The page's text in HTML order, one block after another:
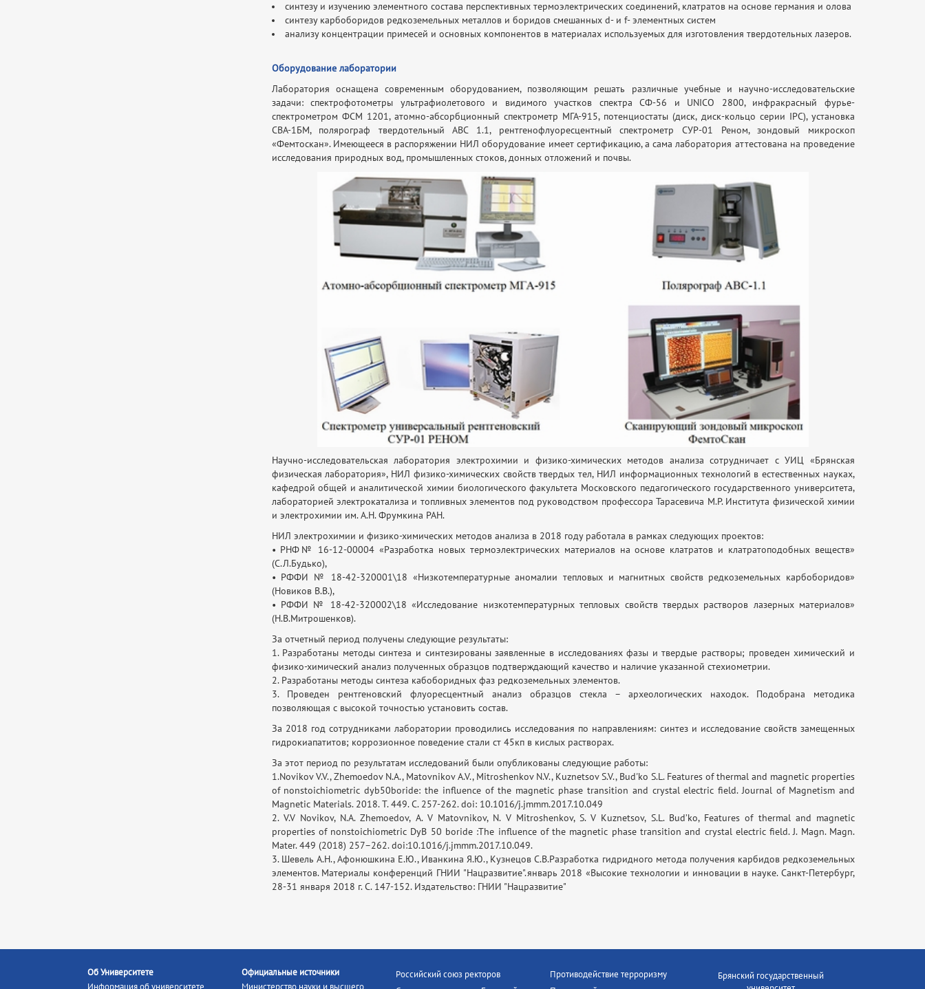
синтезу и изучению элементного состава перспективных термоэлектрических соединений, клатратов на основе германия и олова
синтезу карбоборидов редкоземельных металлов и боридов смешанных d- и f- элементных систем
анализу концентрации примесей и основных компонентов в материалах используемых для изготовления твердотельных лазеров.
Оборудование лаборатории
Лаборатория оснащена современным оборудованием, позволяющим решать различные учебные и научно-исследовательские
задачи: спектрофотометры ультрафиолетового и видимого участков спектра СФ-56 и UNICO 2800, инфракрасный фурье-
спектрометром ФСМ 1201, атомно-абсорбционный спектрометр МГА-915, потенциостаты (диск, диск-кольцо серии IPC), установка
СВА-1БМ, полярограф твердотельный ABC 1.1, рентгенофлуоресцентный спектрометр СУР-01 Реном, зондовый микроскоп
«Фемтоскан». Имеющееся в распоряжении НИЛ оборудование имеет сертификацию, а сама лаборатория аттестована на проведение
исследования природных вод, промышленных стоков, донных отложений и почвы.
Научно-исследовательская лаборатория электрохимии и физико-химических методов анализа сотрудничает с УИЦ «Брянская
физическая лаборатория», НИЛ физико-химических свойств твердых тел, НИЛ информационных технологий в естественных науках,
кафедрой общей и аналитической химии биологического факультета Московского педагогического государственного университета,
лабораторией электрокатализа и топливных элементов под руководством профессора Тарасевича М.Р. Института физической химии
и электрохимии им. А.Н. Фрумкина РАН.
НИЛ электрохимии и физико-химических методов анализа в 2018 году работала в рамках следующих проектов:
• РНФ№ 16-12-00004 «Разработка новых термоэлектрических материалов на основе клатратов и клатратоподобных веществ»
(С.Л.Будько),
• РФФИ № 18-42-320001\18 «Низкотемпературные аномалии тепловых и магнитных свойств редкоземельных карбоборидов»
(Новиков В.В.),
• РФФИ № 18-42-320002\18 «Исследование низкотемпературных тепловых свойств твердых растворов лазерных материалов»
(Н.В.Митрошенков).
За отчетный период получены следующие результаты:
1. Разработаны методы синтеза и синтезированы заявленные в исследованиях фазы и твердые растворы; проведен химический и
физико-химический анализ полученных образцов подтверждающий качество и наличие указанной стехиометрии.
2. Разработаны методы синтеза кабоборидных фаз редкоземельных элементов.
3. Проведен рентгеновский флуоресцентный анализ образцов стекла – археологических находок. Подобрана методика
позволяющая с высокой точностью установить состав.
За 2018 год сотрудниками лаборатории проводились исследования по направлениям: синтез и исследование свойств замещенных
гидрокиапатитов; коррозионное поведение стали ст 45кп в кислых растворах.
За этот период по результатам исследований были опубликованы следующие работы:
1.Novikov V.V., Zhemoedov N.A., Matovnikov A.V., Mitroshenkov N.V., Kuznetsov S.V., Bud'ko S.L. Features of thermal and magnetic properties
of nonstoichiometric dyb50boride: the influence of the magnetic phase transition and crystal electric field. Journal of Magnetism and
Magnetic Materials. 2018. Т. 449. С. 257-262. doi: 10.1016/j.jmmm.2017.10.049
2. V.V Novikov, N.A. Zhemoedov, A. V Matovnikov, N. V Mitroshenkov, S. V Kuznetsov, S.L. Bud’ko, Features of thermal and magnetic
properties of nonstoichiometric DyB 50 boride :The influence of the magnetic phase transition and crystal electric field. J. Magn. Magn.
Mater. 449 (2018) 257–262. doi:10.1016/j.jmmm.2017.10.049.
3. Шевель А.Н., Афонюшкина Е.Ю., Иванкина Я.Ю., Кузнецов С.В.Разработка гидридного метода получения карбидов редкоземельных
элементов. Материалы конференций ГНИИ "Нацразвитие".январь 2018 «Высокие технологии и инновации в науке. Санкт-Петербург,
28-31 января 2018 г. С. 147-152. Издательство: ГНИИ "Нацразвитие"
Об Университете
Официальные источники
Российский союз ректоров
Противодействие терроризму
Брянский государственный